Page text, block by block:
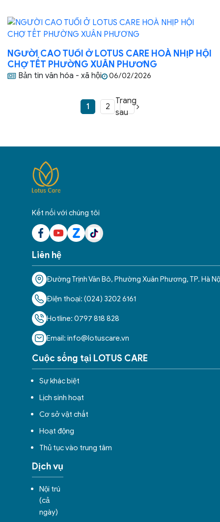
NGƯỜI CAO TUỔI Ở LOTUS CARE HOÀ NHỊP HỘI
CHỢ TẾT PHƯỜNG XUÂN PHƯƠNG
Bản tin văn hóa - xã hội 06/02/2026
1 2
Trang
sau
Kết nối với chúng tôi
Liên hệ
Đường Trịnh Văn Bô, Phường Xuân Phương, TP. Hà
Điện thoại: (024) 3202 6161
Hotline: 0797 818 828
Email: info@lotuscare.vn
Cuộc sống tại LOTUS CARE
Sự khác biệt
Lịch sinh hoạt
Cơ sở vật chất
Hoạt động
Thủ tục vào trung tâm
Dịch vụ
Nội trú
(cả
ngày)